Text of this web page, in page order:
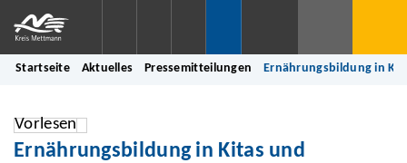
Startseite Aktuelles Pressemitteilungen Ernährungsbildung in
Vorlesen
Ernährungsbildung in Kitas und